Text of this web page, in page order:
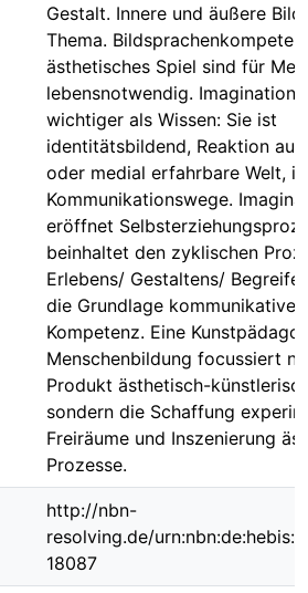
Gestalt. Innere und äußere
Thema.
ästhetisches Spiel sind für
lebensnotwendig. Imagination
wichtiger als Wissen: Sie ist
identitätsbildend, Reaktion
oder medial erfahrbare Welt,
Kommunikationswege.
eröffnet
beinhaltet den zyklischen
Erlebens/ Gestaltens/
die Grundlage kommunikativer
Kompetenz. Eine
Menschenbildung focussiert
Produkt ästhetisch-
sondern die Schaffung
Freiräume und Inszenierung
Prozesse.
http://nbn-
resolving.de/
18087